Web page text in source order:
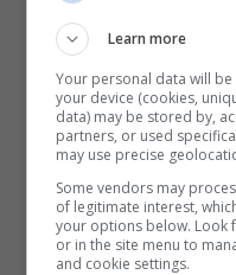
Learn more
Your personal data will
your device (cookies,
data) may be stored by,
partners, or used
may use precise
Some vendors may
of legitimate interest,
your options below. Look
or in the site menu to
and cookie settings.